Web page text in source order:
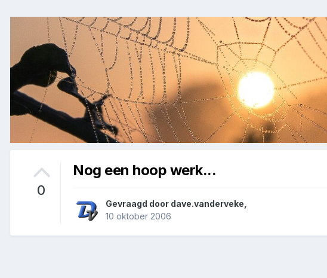
0
Nog een hoop werk...
Gevraagd door dave.vanderveke
10 oktober 2006